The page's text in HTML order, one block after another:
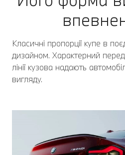
Класичні пропорції купе в
дизайном. Характерний
лінії кузова надають
вигляду.